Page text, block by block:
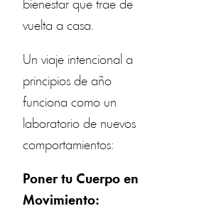
bienestar que trae de
vuelta a casa.
Un viaje intencional a
principios de año
funciona como un
laboratorio de nuevos
comportamientos:
Poner tu Cuerpo en
Movimiento: